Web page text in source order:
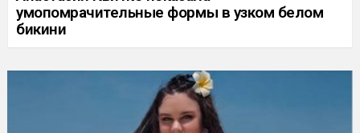
умопомрачительные формы в узком белом
бикини